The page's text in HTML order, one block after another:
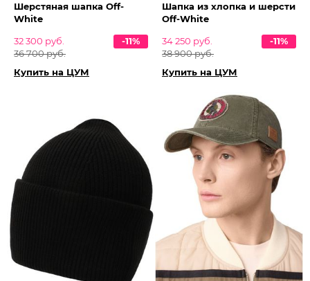
Шерстяная шапка Off-
White
32 300 руб.
36 700 руб.
-11%
Купить на ЦУМ
Шапка из хлопка и шерсти
Off-White
34 250 руб.
38 900 руб.
-11%
Купить на ЦУМ